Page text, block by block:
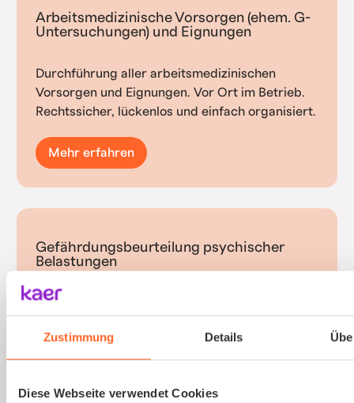
Zustimmung Details
Diese Webseite verwendet Cookies
Arbeitsmedizinische Vorsorgen (ehem. G-
Untersuchungen) und Eignungen
Durchführung aller arbeitsmedizinischen
Vorsorgen und Eignungen. Vor Ort im Betrieb.
Rechtssicher, lückenlos und einfach organisiert.
Mehr erfahren
Gefährdungsbeurteilung psychischer
Belastungen
Psychische Belastungen am Arbeitsplatz mit
Durchführung erfassen.
Gesetzlich vorgeschriebene
lassen.